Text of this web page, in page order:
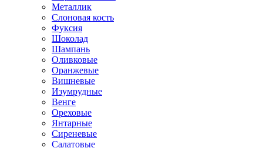
Металлик
Слоновая кость
Фуксия
Шоколад
Шампань
Оливковые
Оранжевые
Вишневые
Изумрудные
Венге
Ореховые
Янтарные
Сиреневые
Салатовые